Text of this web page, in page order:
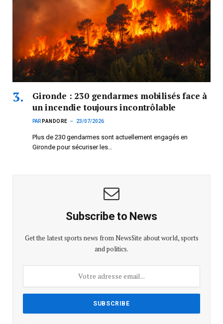
Gironde : 230 gendarmes mobilisés face à
un incendie toujours incontrôlable
PAR PANDORE 23/07/2026
Plus de 230 gendarmes sont actuellement engagés en
Gironde pour sécuriser les…
Subscribe to News
Get the latest sports news from NewsSite about world, sports
and politics.